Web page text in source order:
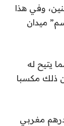
وفي هذا
ميدان
يتيح له
الكبرى، بما في ذلك مونديال 2030، سيكون ذلك مكسبا
مشروع الملعب الجديد إلى 5 مليارات درهم مغربي